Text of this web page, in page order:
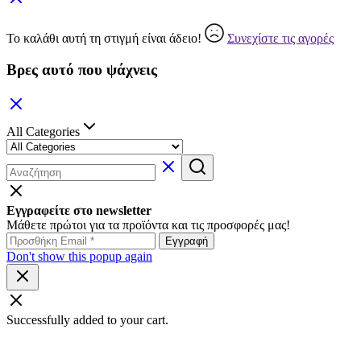
Το καλάθι αυτή τη στιγμή είναι άδειο! Συνεχίστε τις αγορές
Βρες αυτό που ψάχνεις
All Categories
Εγγραφείτε στο newsletter
Μάθετε πρώτοι για τα προϊόντα και τις προσφορές μας!
Don't show this popup again
Successfully added to your cart.